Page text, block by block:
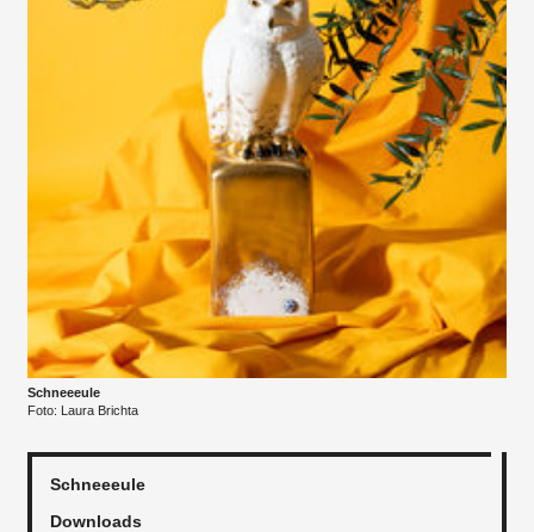
Schneeeule
Foto: Laura Brichta
Schneeeule
Downloads